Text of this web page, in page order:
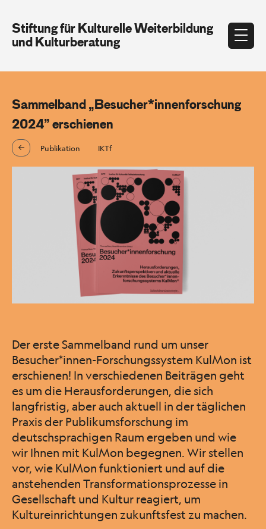
Stiftung für Kulturelle Weiterbildung
und Kulturberatung
Sammelband „Besucher*innenforschung
2024” erschienen
Publikation IKTf
Der erste Sammelband rund um unser
Besucher*innen-Forschungssystem KulMon ist
erschienen! In verschiedenen Beiträgen geht
es um die Herausforderungen, die sich
langfristig, aber auch aktuell in der täglichen
Praxis der Publikumsforschung im
deutschsprachigen Raum ergeben und wie
wir Ihnen mit KulMon begegnen. Wir stellen
vor, wie KulMon funktioniert und auf die
anstehenden Transformationsprozesse in
Gesellschaft und Kultur reagiert, um
Kultureinrichtungen zukunftsfest zu machen.